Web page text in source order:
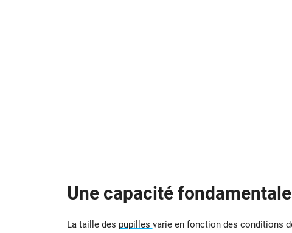
Une capacité fondamentale
La taille des pupilles varie en fonction des conditions